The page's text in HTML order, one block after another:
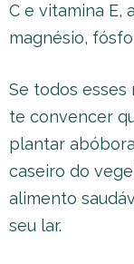
C e vitamina E,
magnésio,
Se todos
te convencer
plantar
caseiro do
alimento
seu lar.